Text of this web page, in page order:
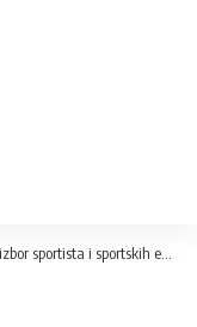
i sportskih ekipa BiH za 2022